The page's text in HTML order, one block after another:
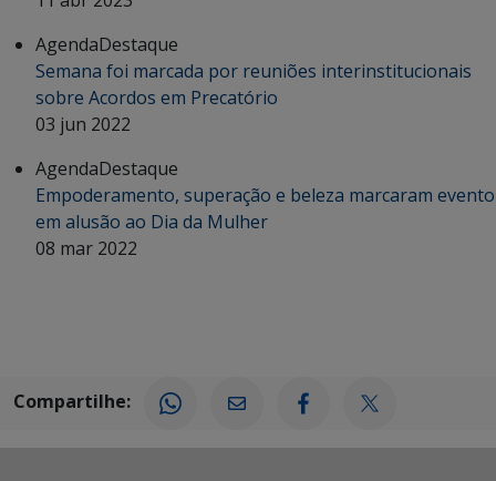
AgendaDestaque
Semana foi marcada por reuniões interinstitucionais
sobre Acordos em Precatório
03 jun 2022
AgendaDestaque
Empoderamento, superação e beleza marcaram evento
em alusão ao Dia da Mulher
08 mar 2022
Compartilhe: